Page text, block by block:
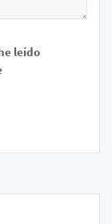
leído